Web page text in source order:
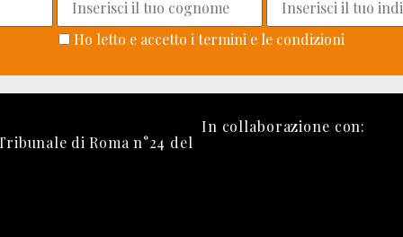
Ho letto e accetto i termini e le condizioni
di Roma n°24 del
In collaborazione con: